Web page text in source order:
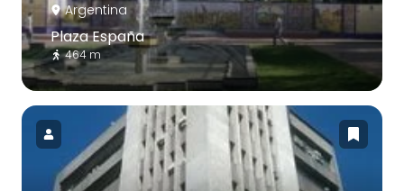
Argentina
Plaza España
464 m